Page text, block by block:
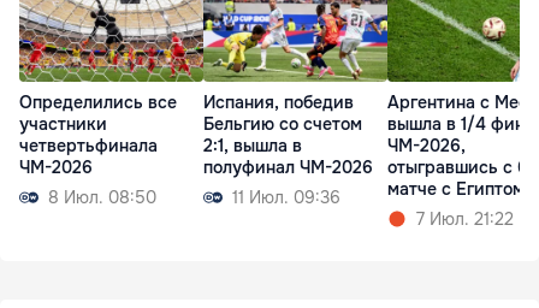
Определились все
участники
четвертьфинала
ЧМ-2026
8 Июл. 08:50
Испания, победив
Бельгию со счетом
2:1, вышла в
полуфинал ЧМ-2026
11 Июл. 09:36
Аргентина с
вышла в 1/4
ЧМ-2026,
отыгравшись с
матче с Египтом
7 Июл. 21:22